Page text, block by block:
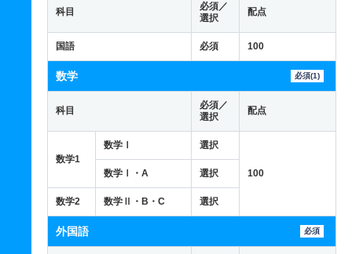
科目
必須／
選択
配点
国語 必須 100
数学 必須(1)
科目
必須／
選択
配点
数学1
数学Ⅰ 選択
100
数学Ⅰ・A 選択
数学2 数学Ⅱ・B・C 選択
外国語 必須